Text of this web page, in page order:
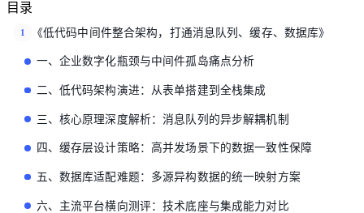
目录
1 《低代码中间件整合架构，打通消息队列、缓存、数据库》
一、企业数字化瓶颈与中间件孤岛痛点分析
二、低代码架构演进：从表单搭建到全栈集成
三、核心原理深度解析：消息队列的异步解耦机制
四、缓存层设计策略：高并发场景下的数据一致性保障
五、数据库适配难题：多源异构数据的统一映射方案
六、主流平台横向测评：技术底座与集成能力对比